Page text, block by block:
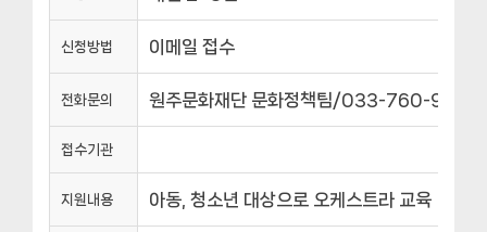
신청방법 이메일 접수
전화문의 원주문화재단 문화정책팀/033-760-9834
접수기관
지원내용 아동, 청소년 대상으로 오케스트라 교육